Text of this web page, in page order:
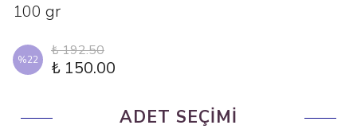
100 gr
%22
₺ 192.50
₺ 150.00
ADET SEÇİMİ